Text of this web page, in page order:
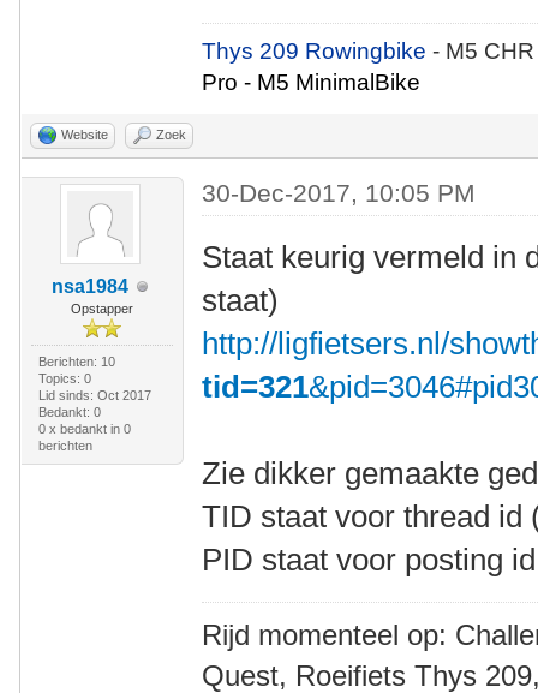
Thys 209 Rowingbike- M5
Pro - M5 MinimalBike
Website Zoek
nsa1984
Opstapper
Berichten: 10
Topics: 0
Lid sinds: Oct 2017
Bedankt: 0
0 x bedankt in 0
berichten
30-Dec-2017, 10:05 PM
Staat keurig vermeld in
staat)
http://ligfietsers.nl/
tid=321
Zie dikker gemaakte
TID staat voor thread id
PID staat voor posting
Rijd momenteel op:
Quest, Roeifiets Thys